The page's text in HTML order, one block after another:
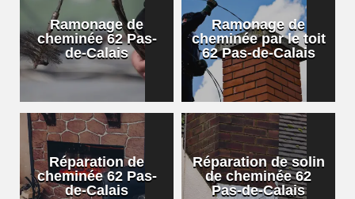
Ramonage de
cheminée 62 Pas-
de-Calais
Ramonage de
cheminée par le toit
62 Pas-de-Calais
Réparation de
cheminée 62 Pas-
de-Calais
Réparation de solin
de cheminée 62
Pas-de-Calais